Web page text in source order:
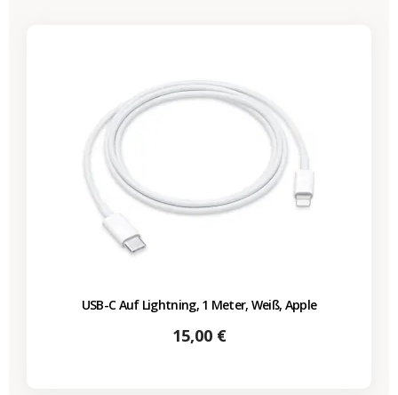
USB-C Auf Lightning, 1 Meter, Weiß, Apple
Preis
15,00 €